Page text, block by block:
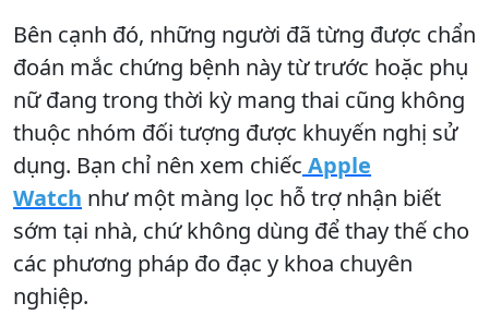
Bên cạnh đó, những người đã từng được chẩn
đoán mắc chứng bệnh này từ trước hoặc phụ
nữ đang trong thời kỳ mang thai cũng không
thuộc nhóm đối tượng được khuyến nghị sử
dụng. Bạn chỉ nên xem chiếc Apple
Watch như một màng lọc hỗ trợ nhận biết
sớm tại nhà, chứ không dùng để thay thế cho
các phương pháp đo đạc y khoa chuyên
nghiệp.